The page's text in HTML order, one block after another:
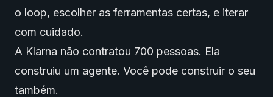
o loop, escolher as ferramentas certas, e iterar
com cuidado.
A Klarna não contratou 700 pessoas. Ela
construiu um agente. Você pode construir o seu
também.